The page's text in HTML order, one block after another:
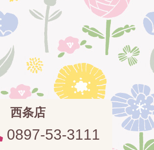
西条店
0897-53-3111